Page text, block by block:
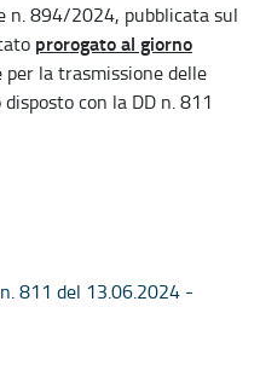
n. 894/2024, pubblicata sul
prorogato al giorno
la trasmissione delle
con la DD n. 811
811 del 13.06.2024 -